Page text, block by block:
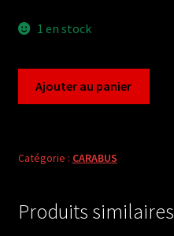
1 en stock
nitididorsus
from
Ajouter au panier
Catégorie : CARABUS
Produits similaires